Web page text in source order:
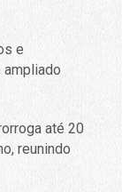
e
ampliado
até 20
reunindo